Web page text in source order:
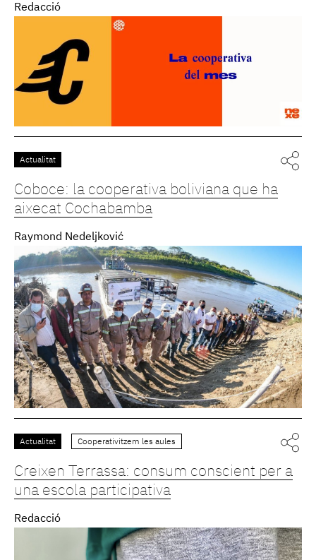
Redacció
Actualitat
Coboce: la cooperativa boliviana que ha
aixecat Cochabamba
Raymond Nedeljković
Actualitat Cooperativitzem les aules
Creixen Terrassa: consum conscient per a
una escola participativa
Redacció